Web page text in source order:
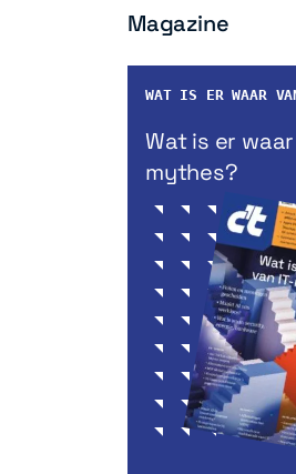
Magazine
WAT IS ER WAAR
Wat is er
mythes?